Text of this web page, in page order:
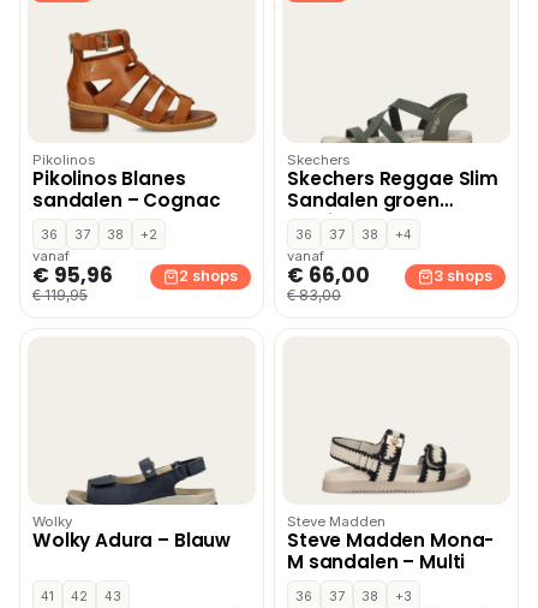
Pikolinos
Pikolinos Blanes
sandalen – Cognac
36 37 38
+2
vanaf
€ 95,96
€ 119,95
2 shops
Skechers
Skechers Reggae Slim
Sandalen groen
Textiel
36 37 38
+4
vanaf
€ 66,00
€ 83,00
3 shops
Wolky
Wolky Adura – Blauw
41 42
43
Steve Madden
Steve Madden Mona-
M sandalen – Multi
36 37 38
+3